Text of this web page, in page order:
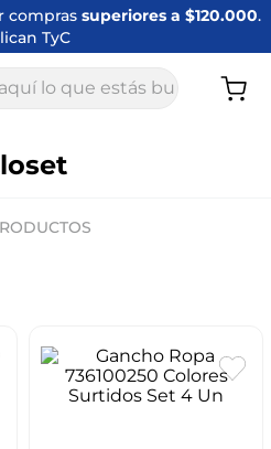
compras superiores a $120.000.
TyC
que estás buscando